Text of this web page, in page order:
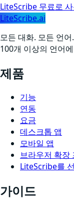
LiteScribe 무료로
LiteScribe.ai
모든 대화. 모든 언
100개 이상의 언어
제품
기능
연동
요금
데스크톱 앱
모바일 앱
브라우저 확장
LiteScribe를
가이드